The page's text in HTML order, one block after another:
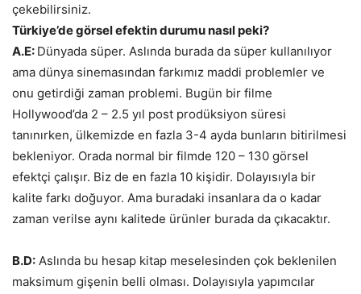
çekebilirsiniz.
Türkiye’de görsel efektin durumu nasıl peki?
A.E: Dünyada süper. Aslında burada da süper kullanılıyor
ama dünya sinemasından farkımız maddi problemler ve
onu getirdiği zaman problemi. Bugün bir filme
Hollywood’da 2 – 2.5 yıl post prodüksiyon süresi
tanınırken, ülkemizde en fazla 3-4 ayda bunların bitirilmesi
bekleniyor. Orada normal bir filmde 120 – 130 görsel
efektçi çalışır. Biz de en fazla 10 kişidir. Dolayısıyla bir
kalite farkı doğuyor. Ama buradaki insanlara da o kadar
zaman verilse aynı kalitede ürünler burada da çıkacaktır.
B.D: Aslında bu hesap kitap meselesinden çok beklenilen
maksimum gişenin belli olması. Dolayısıyla yapımcılar